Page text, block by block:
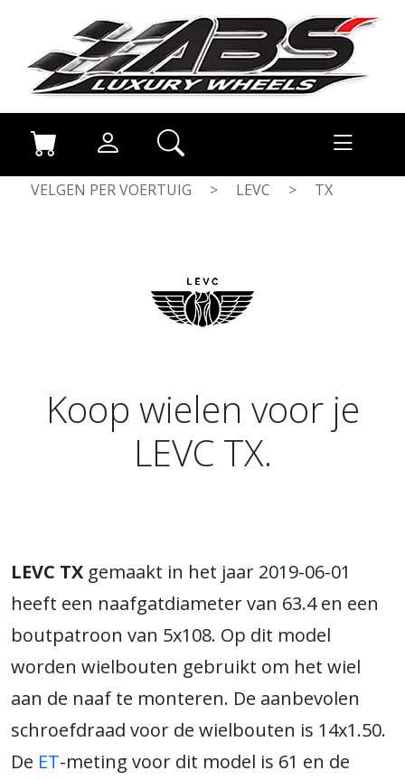
VELGEN PER VOERTUIG > LEVC > TX
Koop wielen voor je
LEVC TX.
LEVC TX gemaakt in het jaar 2019-06-01
heeft een naafgatdiameter van 63.4 en een
boutpatroon van 5x108. Op dit model
worden wielbouten gebruikt om het wiel
aan de naaf te monteren. De aanbevolen
schroefdraad voor de wielbouten is 14x1.50.
De ET-meting voor dit model is 61 en de